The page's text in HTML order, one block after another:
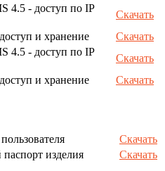
4.5 - доступ по IP
Скачать
и хранение
Скачать
4.5 - доступ по IP
Скачать
и хранение
Скачать
Скачать
изделия Скачать